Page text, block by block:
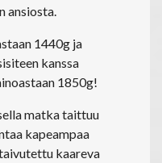
ansiosta.
1440g ja
kanssa
1850g!
matka taittuu
kapeampaa
kaareva